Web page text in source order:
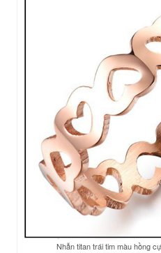
Nhẫn titan trái tim màu hồng